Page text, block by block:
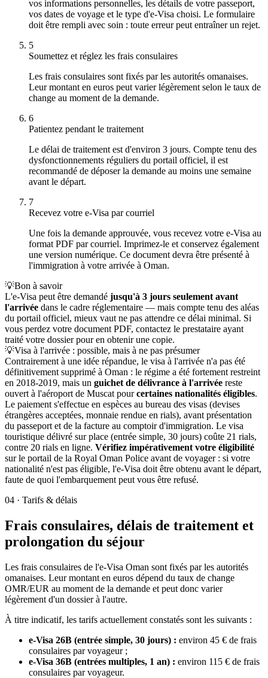
vos informations personnelles, les détails de votre passeport,
vos dates de voyage et le type d'e-Visa choisi. Le formulaire
doit être rempli avec soin : toute erreur peut entraîner un rejet.
5
Soumettez et réglez les frais consulaires
Les frais consulaires sont fixés par les autorités omanaises.
Leur montant en euros peut varier légèrement selon le taux de
change au moment de la demande.
6
Patientez pendant le traitement
Le délai de traitement est d'environ 3 jours. Compte tenu des
dysfonctionnements réguliers du portail officiel, il est
recommandé de déposer la demande au moins une semaine
avant le départ.
7
Recevez votre e-Visa par courriel
Une fois la demande approuvée, vous recevez votre e-Visa au
format PDF par courriel. Imprimez-le et conservez également
une version numérique. Ce document devra être présenté à
l'immigration à votre arrivée à Oman.
💡Bon à savoir
L'e-Visa peut être demandé jusqu'à 3 jours seulement avant
l'arrivée dans le cadre réglementaire — mais compte tenu des aléas
du portail officiel, mieux vaut ne pas attendre ce délai minimal. Si
vous perdez votre document PDF, contactez le prestataire ayant
traité votre dossier pour en obtenir une copie.
💡Visa à l'arrivée : possible, mais à ne pas présumer
Contrairement à une idée répandue, le visa à l'arrivée n'a pas été
définitivement supprimé à Oman : le régime a été fortement restreint
en 2018-2019, mais un guichet de délivrance à l'arrivée reste
ouvert à l'aéroport de Muscat pourcertaines nationalités éligibles.
Le paiement s'effectue en espèces au bureau des visas (devises
étrangères acceptées, monnaie rendue en rials), avant présentation
du passeport et de la facture au comptoir d'immigration. Le visa
touristique délivré sur place (entrée simple, 30 jours) coûte 21 rials,
contre 20 rials en ligne. Vérifiez impérativement votre éligibilité
sur le portail de la Royal Oman Police avant de voyager : si votre
nationalité n'est pas éligible, l'e-Visa doit être obtenu avant le départ,
faute de quoi l'embarquement peut vous être refusé.
04 · Tarifs & délais
Frais consulaires, délais de traitement et
prolongation du séjour
Les frais consulaires de l'e-Visa Oman sont fixés par les autorités
omanaises. Leur montant en euros dépend du taux de change
OMR/EUR au moment de la demande et peut donc varier
légèrement d'un dossier à l'autre.
À titre indicatif, les tarifs actuellement constatés sont les suivants :
e-Visa 26B (entrée simple, 30 jours) : environ 45 € de frais
consulaires par voyageur ;
e-Visa 36B (entrées multiples, 1 an) : environ 115 € de frais
consulaires par voyageur.